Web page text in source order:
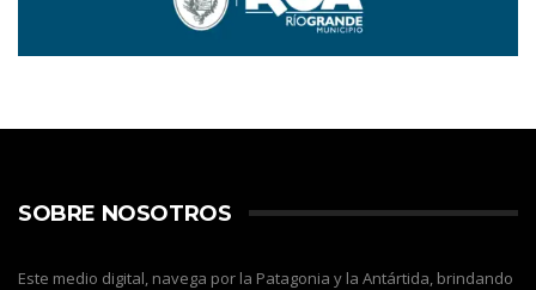
SOBRE NOSOTROS
Este medio digital, navega por la Patagonia y la Antártida, brindando